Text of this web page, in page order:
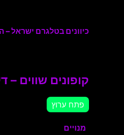
כיוונים בטלגרם ישראל –
קופונים שווים –
פתח ערוץ
מנויים